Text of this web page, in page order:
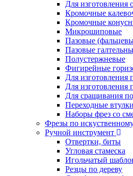
Для изготовления
Кромочные
Кромочные
Микрошиповые
Пазовые
Пазовые
Полустержневые
Фигирейные
Для изготовления
Для изготовления
Для сращивания
Переходные
Наборы фрез со
Фрезы по
Ручной инструмент
Отвертки, биты
Угловая стамеска
Игольчатый
Резцы по дереву